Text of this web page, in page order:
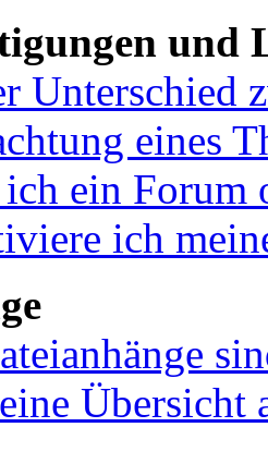
und
Unterschied
eines
ein Forum
ich
Übersicht